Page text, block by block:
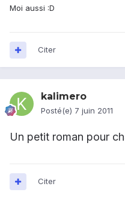
Moi aussi :D
Citer
kalimero
Posté(e) 7 juin 2011
Un petit roman pour
Citer